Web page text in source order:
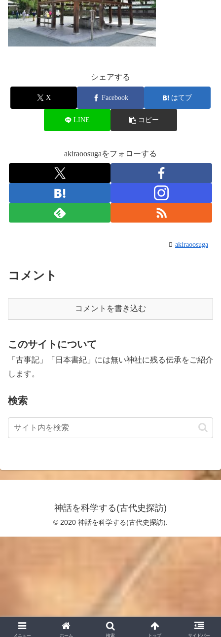
シェアする
X Facebook はてブ
LINE コピー
akiraoosugaをフォローする
akiraoosuga
コメント
コメントを書き込む
このサイトについて
「古事記」「日本書紀」には無い神社に残る伝承をご紹介
します。
検索
神話を科学する(古代史探訪)
© 2020 神話を科学する(古代史探訪).
メニュー ホーム 検索 トップ サイドバー